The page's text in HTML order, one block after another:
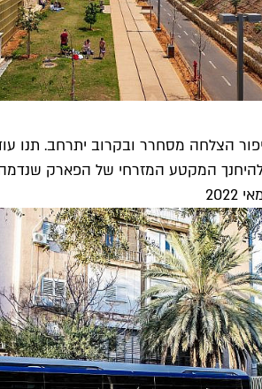
הצלחה מסחרר ובקרוב יתרחב. תנו
המקטע המזרחי של הפארק שנדמה כאילו היה שם